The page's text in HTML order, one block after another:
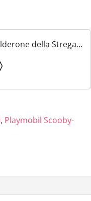
della Strega,
, Playmobil Scooby-